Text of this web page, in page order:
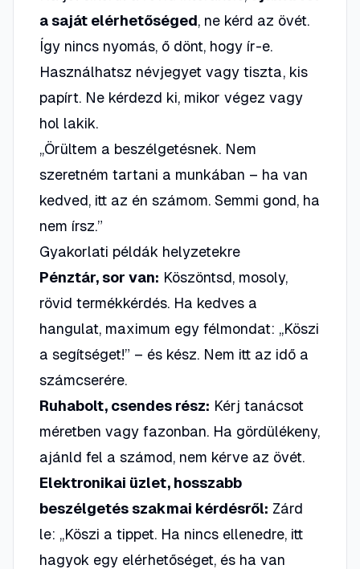
a saját elérhetőséged, ne kérd az övét.
Így nincs nyomás, ő dönt, hogy ír-e.
Használhatsz névjegyet vagy tiszta, kis
papírt. Ne kérdezd ki, mikor végez vagy
hol lakik.
„Örültem a beszélgetésnek. Nem
szeretném tartani a munkában – ha van
kedved, itt az én számom. Semmi gond, ha
nem írsz.”
Gyakorlati példák helyzetekre
Pénztár, sor van: Köszöntsd, mosoly,
rövid termékkérdés. Ha kedves a
hangulat, maximum egy félmondat: „Köszi
a segítséget!” – és kész. Nem itt az idő a
számcserére.
Ruhabolt, csendes rész: Kérj tanácsot
méretben vagy fazonban. Ha gördülékeny,
ajánld fel a számod, nem kérve az övét.
Elektronikai üzlet, hosszabb
beszélgetés szakmai kérdésről: Zárd
le: „Köszi a tippet. Ha nincs ellenedre, itt
hagyok egy elérhetőséget, és ha van